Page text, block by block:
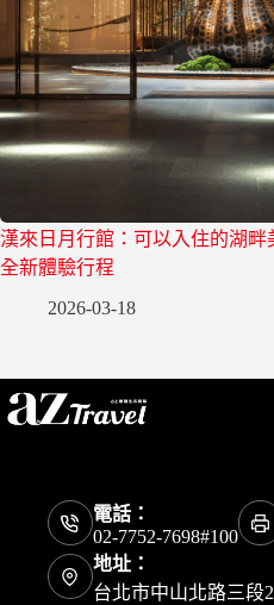
漢來日月行館：可以入住的湖畔
全新體驗行程
2026-03-18
電話：
02-7752-7698#100
地址：
台北市中山北路三段